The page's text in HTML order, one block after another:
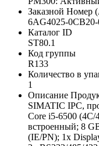
Заказной Номер
6AG4025-
Каталог ID
ST80.1
Код группы
R133
Количество в
1
Описание
SIMATIC IPC,
Core i5-6500
встроенный; 8
(IE/PN); 1x